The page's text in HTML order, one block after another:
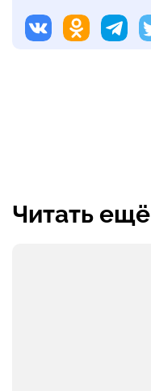
Читать ещё